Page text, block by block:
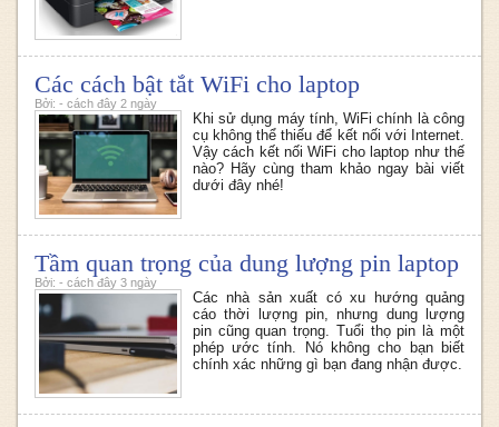
Các cách bật tắt WiFi cho laptop
Bởi: - cách đây 2 ngày
Khi sử dụng máy tính, WiFi chính là công
cụ không thể thiếu để kết nối với Internet.
Vậy cách kết nối WiFi cho laptop như thế
nào? Hãy cùng tham khảo ngay bài viết
dưới đây nhé!
Tầm quan trọng của dung lượng pin laptop
Bởi: - cách đây 3 ngày
Các nhà sản xuất có xu hướng quảng
cáo thời lượng pin, nhưng dung lượng
pin cũng quan trọng. Tuổi thọ pin là một
phép ước tính. Nó không cho bạn biết
chính xác những gì bạn đang nhận được.